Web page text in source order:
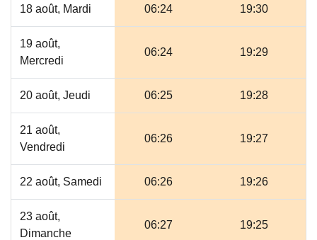
18 août, Mardi 06:24 19:30
19 août,
Mercredi
06:24 19:29
20 août, Jeudi 06:25 19:28
21 août,
Vendredi
06:26 19:27
22 août, Samedi 06:26 19:26
23 août,
Dimanche
06:27 19:25